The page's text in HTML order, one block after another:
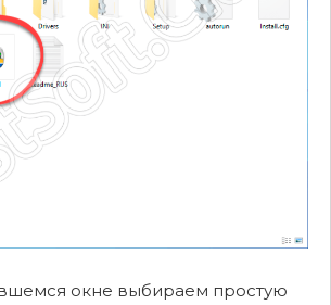
окне выбираем простую